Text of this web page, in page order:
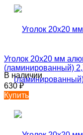
Уголок 20х20 мм
(ламинированный)
В наличии
630₽
Купить